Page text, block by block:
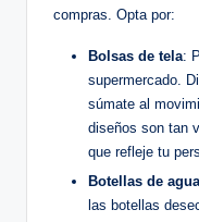
compras. Opta por:
Bolsas de tela:
supermercado.
súmate al
diseños son tan
que refleje tu
Botellas de agua
las botellas